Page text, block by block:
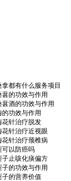
拿都有什么服务项目
葚的功效与作用
葚酒的功效与作用
的功效与作用
花针治疗脱发
花针治疗近视眼
花针治疗颈椎病
可以防癌吗
子止咳化痰偏方
子的功效与作用
子的营养价值